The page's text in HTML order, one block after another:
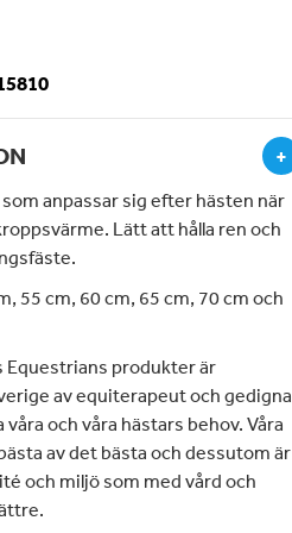
+
anpassar sig efter hästen när
Lätt att hålla ren och
55 cm, 60 cm, 65 cm, 70 cm och
Equestrians produkter är
av equiterapeut och gedigna
och våra hästars behov. Våra
av det bästa och dessutom är
och miljö som med vård och